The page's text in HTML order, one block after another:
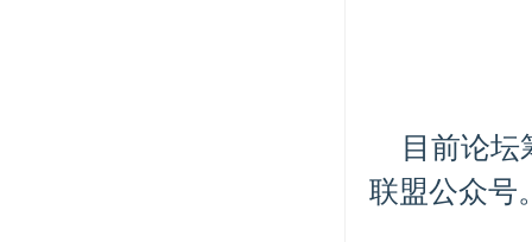
目前论
联盟公众号